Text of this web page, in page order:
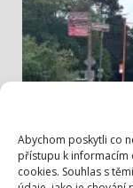
Abychom poskytli co
přístupu k informacím
cookies. Souhlas s
Bezpečněji přes